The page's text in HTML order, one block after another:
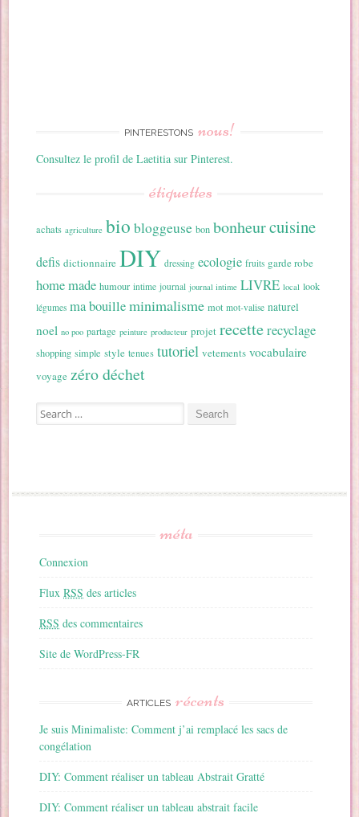
PINTERESTONS nous!
Consultez le profil de Laetitia sur Pinterest.
étiquettes
achats agriculture bio bloggeuse bon bonheurcuisine
defis dictionnaire DIY dressing ecologie fruits garde robe
home made humour intime journal journal intime LIVRE local look
légumes ma bouilleminimalisme mot mot-valise naturel
noel no poo partage peinture producteur projet recetterecyclage
shopping simple style tenues tutoriel vetements vocabulaire
voyage zéro déchet
Search for:
méta
Connexion
FluxRSS des articles
RSS des commentaires
Site de WordPress-FR
ARTICLES récents
Je suis Minimaliste: Comment j’ai remplacé les sacs de
congélation
DIY: Comment réaliser un tableau Abstrait Gratté
DIY: Comment réaliser un tableau abstrait facile